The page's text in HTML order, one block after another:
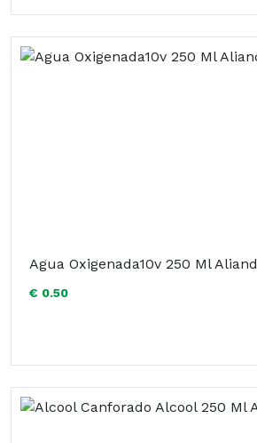
Agua Oxigenada10v 250 Ml Aliand
€ 0.50